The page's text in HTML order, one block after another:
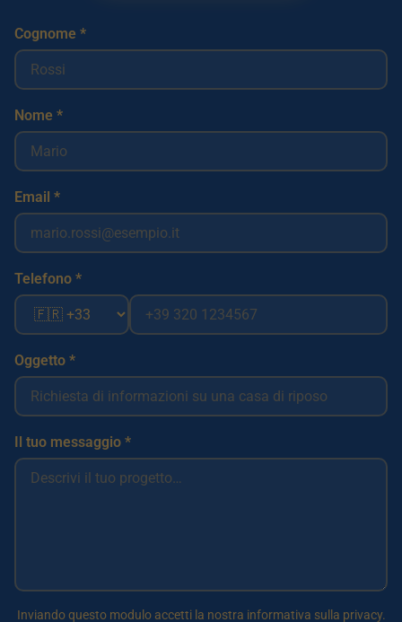
Cognome *
Nome *
Email *
Telefono *
Oggetto *
Il tuo messaggio *
Inviando questo modulo accetti la nostra informativa sulla privacy.